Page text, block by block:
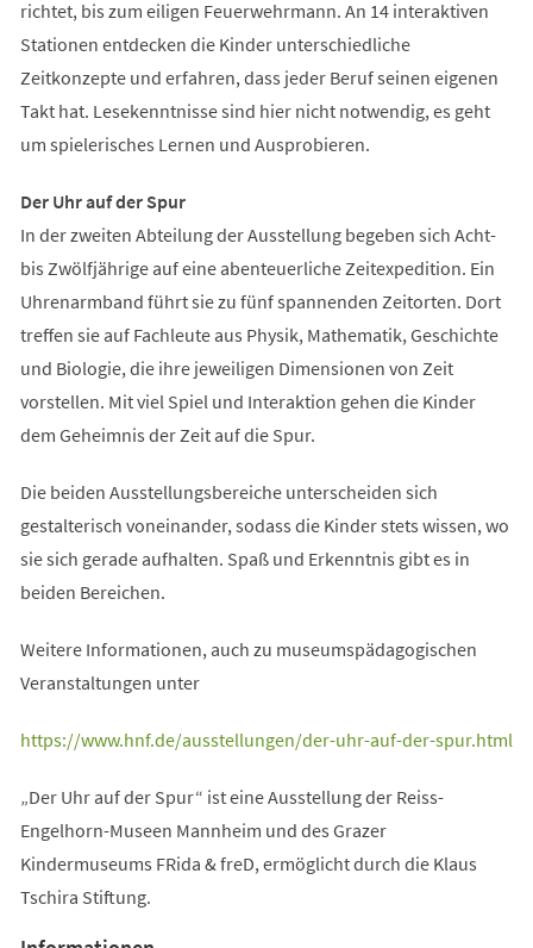
richtet, bis zum eiligen Feuerwehrmann. An 14 interaktiven
Stationen entdecken die Kinder unterschiedliche
Zeitkonzepte und erfahren, dass jeder Beruf seinen eigenen
Takt hat. Lesekenntnisse sind hier nicht notwendig, es geht
um spielerisches Lernen und Ausprobieren.
Der Uhr auf der Spur
In der zweiten Abteilung der Ausstellung begeben sich Acht-
bis Zwölfjährige auf eine abenteuerliche Zeitexpedition. Ein
Uhrenarmband führt sie zu fünf spannenden Zeitorten. Dort
treffen sie auf Fachleute aus Physik, Mathematik, Geschichte
und Biologie, die ihre jeweiligen Dimensionen von Zeit
vorstellen. Mit viel Spiel und Interaktion gehen die Kinder
dem Geheimnis der Zeit auf die Spur.
Die beiden Ausstellungsbereiche unterscheiden sich
gestalterisch voneinander, sodass die Kinder stets wissen, wo
sie sich gerade aufhalten. Spaß und Erkenntnis gibt es in
beiden Bereichen.
Weitere Informationen, auch zu museumspädagogischen
Veranstaltungen unter
https://www.hnf.de/ausstellungen/der-uhr-auf-der-spur.html
(Öffnet
einem
neuen
Tab)
„Der Uhr auf der Spur“ ist eine Ausstellung der Reiss-
Engelhorn-Museen Mannheim und des Grazer
Kindermuseums FRida & freD, ermöglicht durch die Klaus
Tschira Stiftung.